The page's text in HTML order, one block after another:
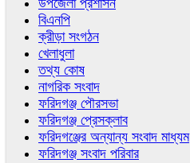
উপজেলা প্রশাসন
বিএনপি
ক্রীড়া সংগঠন
খেলাধুলা
তথ্য কোষ
নাগরিক সংবাদ
ফরিদগঞ্জ পৌরসভা
ফরিদগঞ্জ প্রেসক্লাব
ফরিদগঞ্জের অন্যান্য সংবাদ মাধ্যম
ফরিদগঞ্জ সংবাদ পরিবার